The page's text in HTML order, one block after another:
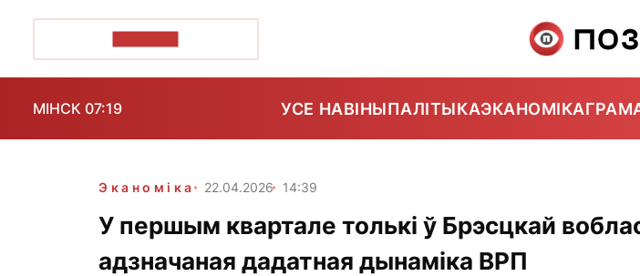
МІНСК 07:19 УСЕ НАВІНЫПАЛІТЫКАЭКАНОМІКА
Эканоміка 22.04.2026 14:39
У першым квартале толькі ў Брэсцкай
адзначаная дадатная дынаміка ВРП